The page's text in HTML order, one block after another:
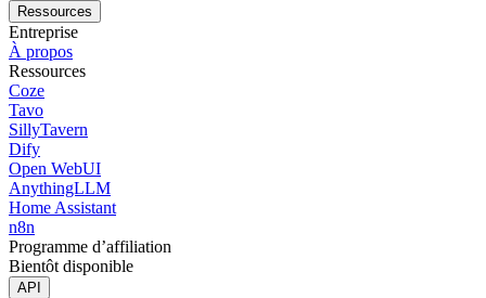
Ressources
Entreprise
À propos
Ressources
Coze
Tavo
SillyTavern
Dify
Open WebUI
AnythingLLM
Home Assistant
n8n
Programme d’affiliation
Bientôt disponible
API